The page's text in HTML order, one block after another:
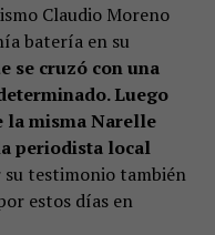
Claudio Moreno
batería en su
se cruzó con una
Luego
la misma Narelle
periodista local
testimonio también
estos días en